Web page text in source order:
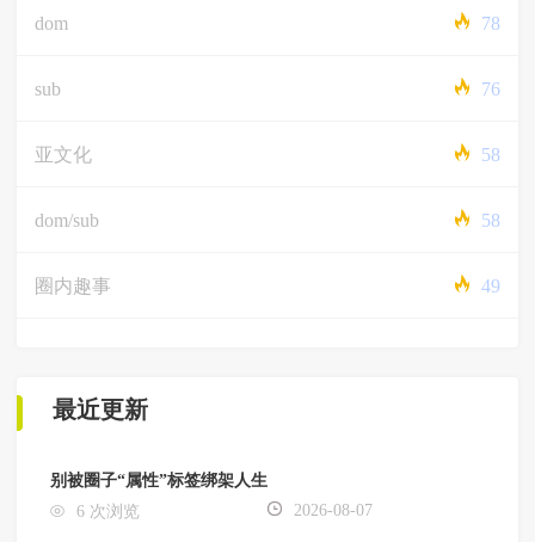
dom 78
sub 76
亚文化 58
dom/sub 58
圈内趣事 49
最近更新
别被圈子“属性”标签绑架人生
6 次浏览
2026-08-07